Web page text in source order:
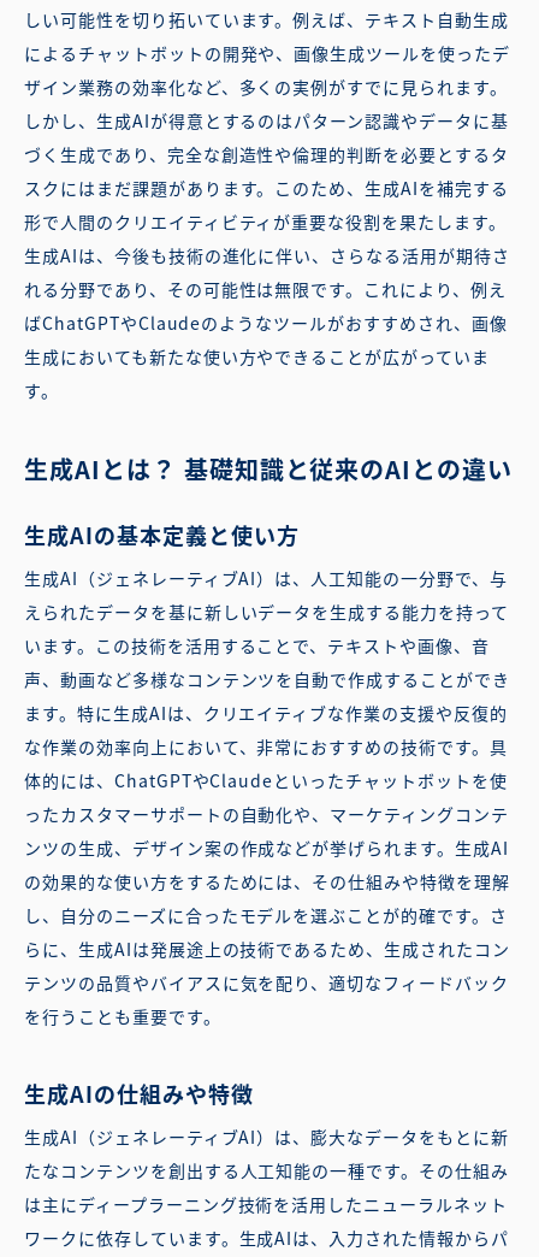
しい可能性を切り拓いています。例えば、テキスト自動生成
によるチャットボットの開発や、画像生成ツールを使ったデ
ザイン業務の効率化など、多くの実例がすでに見られます。
しかし、生成AIが得意とするのはパターン認識やデータに基
づく生成であり、完全な創造性や倫理的判断を必要とするタ
スクにはまだ課題があります。このため、生成AIを補完する
形で人間のクリエイティビティが重要な役割を果たします。
生成AIは、今後も技術の進化に伴い、さらなる活用が期待さ
れる分野であり、その可能性は無限です。これにより、例え
ばChatGPTやClaudeのようなツールがおすすめされ、画像
生成においても新たな使い方やできることが広がっていま
す。
生成AIとは？ 基礎知識と従来のAIとの違い
生成AIの基本定義と使い方
生成AI（ジェネレーティブAI）は、人工知能の一分野で、与
えられたデータを基に新しいデータを生成する能力を持って
います。この技術を活用することで、テキストや画像、音
声、動画など多様なコンテンツを自動で作成することができ
ます。特に生成AIは、クリエイティブな作業の支援や反復的
な作業の効率向上において、非常におすすめの技術です。具
体的には、ChatGPTやClaudeといったチャットボットを使
ったカスタマーサポートの自動化や、マーケティングコンテ
ンツの生成、デザイン案の作成などが挙げられます。生成AI
の効果的な使い方をするためには、その仕組みや特徴を理解
し、自分のニーズに合ったモデルを選ぶことが的確です。さ
らに、生成AIは発展途上の技術であるため、生成されたコン
テンツの品質やバイアスに気を配り、適切なフィードバック
を行うことも重要です。
生成AIの仕組みや特徴
生成AI（ジェネレーティブAI）は、膨大なデータをもとに新
たなコンテンツを創出する人工知能の一種です。その仕組み
は主にディープラーニング技術を活用したニューラルネット
ワークに依存しています。生成AIは、入力された情報からパ